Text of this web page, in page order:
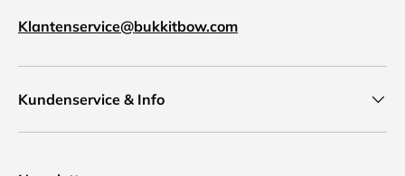
Klantenservice@bukkitbow.com
Kundenservice & Info